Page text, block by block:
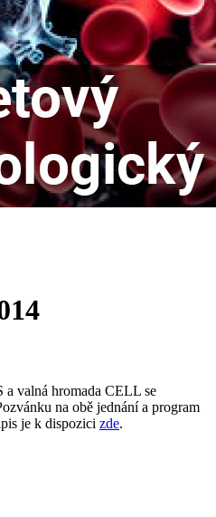
a valná hromada CELL se
na obě jednání a program
je k dispozici zde.